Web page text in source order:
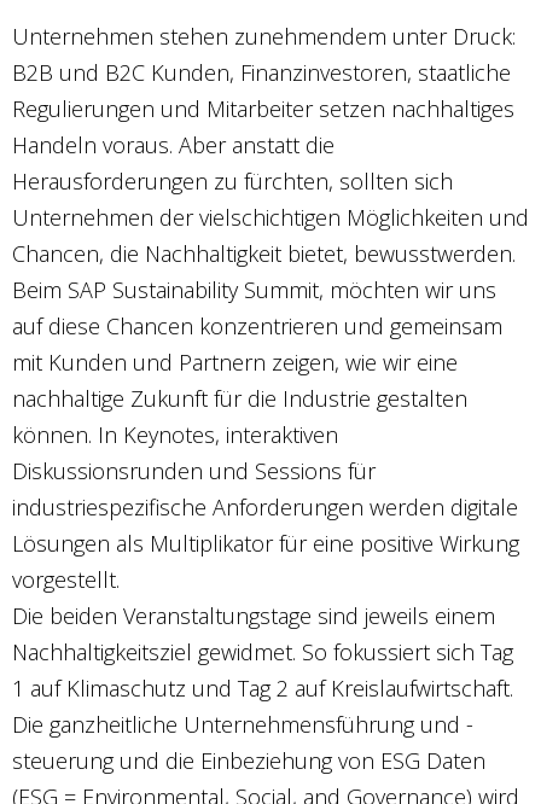
Unternehmen stehen zunehmendem unter Druck:
B2B und B2C Kunden, Finanzinvestoren, staatliche
Regulierungen und Mitarbeiter setzen nachhaltiges
Handeln voraus. Aber anstatt die
Herausforderungen zu fürchten, sollten sich
Unternehmen der vielschichtigen Möglichkeiten und
Chancen, die Nachhaltigkeit bietet, bewusstwerden.
Beim SAP Sustainability Summit, möchten wir uns
auf diese Chancen konzentrieren und gemeinsam
mit Kunden und Partnern zeigen, wie wir eine
nachhaltige Zukunft für die Industrie gestalten
können. In Keynotes, interaktiven
Diskussionsrunden und Sessions für
industriespezifische Anforderungen werden digitale
Lösungen als Multiplikator für eine positive Wirkung
vorgestellt.
Die beiden Veranstaltungstage sind jeweils einem
Nachhaltigkeitsziel gewidmet. So fokussiert sich Tag
1 auf Klimaschutz und Tag 2 auf Kreislaufwirtschaft.
Die ganzheitliche Unternehmensführung und -
steuerung und die Einbeziehung von ESG Daten
(ESG = Environmental, Social, and Governance) wird